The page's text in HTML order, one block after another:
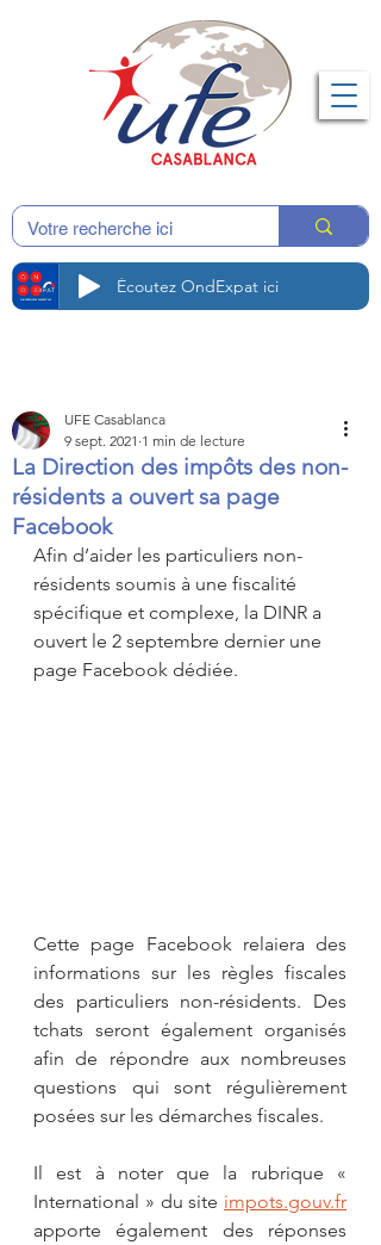
Écoutez OndExpat ici
La Direction des impôts des non-
résidents a ouvert sa page
Facebook
UFE Casablanca
9 sept. 2021 1 min de lecture
Afin d’aider les particuliers non-
résidents soumis à une fiscalité
spécifique et complexe, la DINR a
ouvert le 2 septembre dernier une
page Facebook dédiée.
Cette page Facebook relaiera des
informations sur les règles fiscales
des particuliers non-résidents. Des
tchats seront également organisés
afin de répondre aux nombreuses
questions qui sont régulièrement
posées sur les démarches fiscales.
Il est à noter que la rubrique «
International » du site impots.gouv.fr
apporte également des réponses